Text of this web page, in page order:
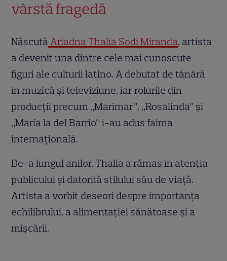
vârstă fragedă
NăscutăAriadna Thalía Sodi Miranda, artista
a devenit una dintre cele mai cunoscute
figuri ale culturii latino. A debutat de tânără
în muzică și televiziune, iar rolurile din
producții precum „Marimar”, „Rosalinda” și
„María la del Barrio” i-au adus faima
internațională.
De-a lungul anilor, Thalia a rămas în atenția
publicului și datorită stilului său de viață.
Artista a vorbit deseori despre importanța
echilibrului, a alimentației sănătoase și a
mișcării.